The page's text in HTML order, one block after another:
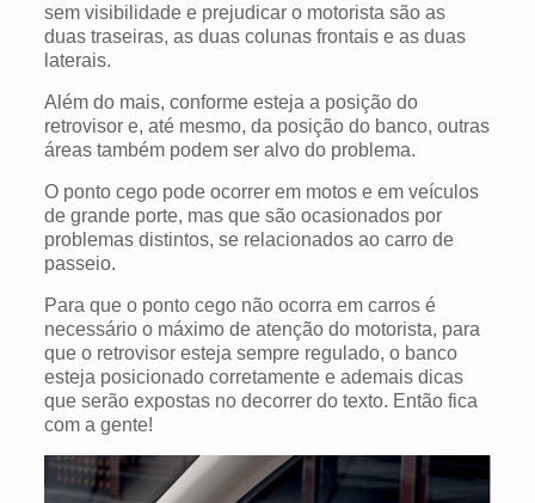
sem visibilidade e prejudicar o motorista são as
duas traseiras, as duas colunas frontais e as duas
laterais.
Além do mais, conforme esteja a posição do
retrovisor e, até mesmo, da posição do banco, outras
áreas também podem ser alvo do problema.
O ponto cego pode ocorrer em motos e em veículos
de grande porte, mas que são ocasionados por
problemas distintos, se relacionados ao carro de
passeio.
Para que o ponto cego não ocorra em carros é
necessário o máximo de atenção do motorista, para
que o retrovisor esteja sempre regulado, o banco
esteja posicionado corretamente e ademais dicas
que serão expostas no decorrer do texto. Então fica
com a gente!